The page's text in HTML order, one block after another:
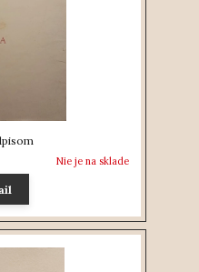
Nie je na sklade